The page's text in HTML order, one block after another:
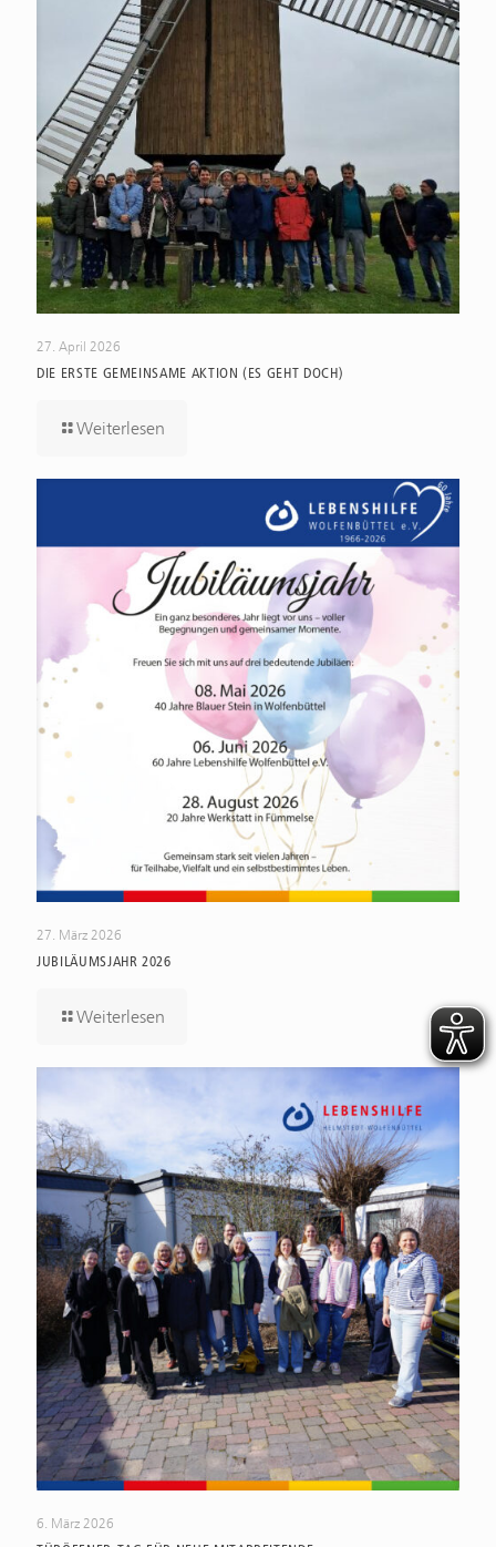
27. April 2026
DIE ERSTE GEMEINSAME AKTION (ES GEHT DOCH)
Weiterlesen
27. März 2026
JUBILÄUMSJAHR 2026
Weiterlesen
6. März 2026